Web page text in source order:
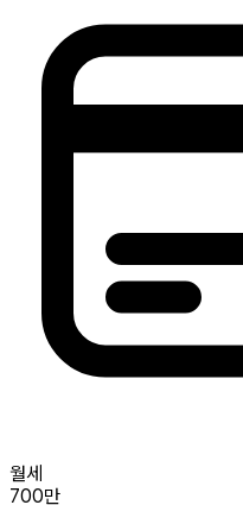
월세
700만